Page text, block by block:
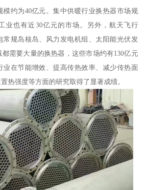
模约为40亿元。集中供暖行业换热器市场规
业也有近30亿元的市场。另外，航天飞行
常规岛核岛、风力发电机组、太阳能光伏发
需要大量的换热器，这些市场约有130亿元
业在节能增效、提高传热效率、减少传热面
热强度等方面的研究取得了显著成绩。